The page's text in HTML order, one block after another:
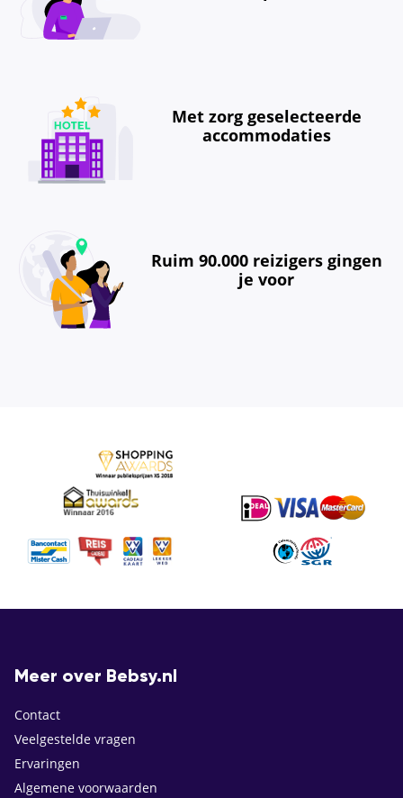
Met zorg geselecteerde
accommodaties
Ruim 90.000 reizigers gingen
je voor
Meer over Bebsy.nl
Contact
Veelgestelde vragen
Ervaringen
Algemene voorwaarden